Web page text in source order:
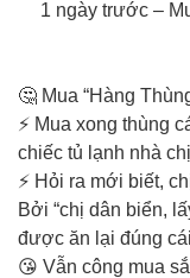
1 ngày trước –
🤔 Mua “Hàng
⚡ Mua xong thùng
chiếc tủ lạnh nhà
⚡ Hỏi ra mới biết,
Bởi “chị dân biển,
được ăn lại đúng
😘 Vẫn công mua